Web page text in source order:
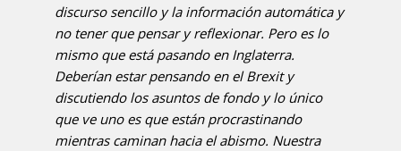
discurso sencillo y la información automática y
no tener que pensar y reflexionar. Pero es lo
mismo que está pasando en Inglaterra.
Deberían estar pensando en el Brexit y
discutiendo los asuntos de fondo y lo único
que ve uno es que están procrastinando
mientras caminan hacia el abismo. Nuestra